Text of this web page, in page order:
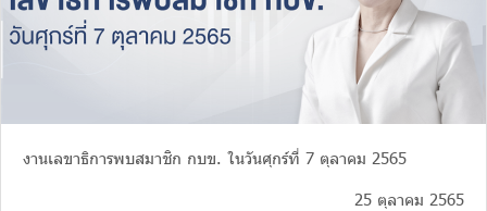
งานเลขาธิการพบสมาชิก กบข. ในวันศุกร์ที่ 7 ตุลาคม 2565
25 ตุลาคม 2565